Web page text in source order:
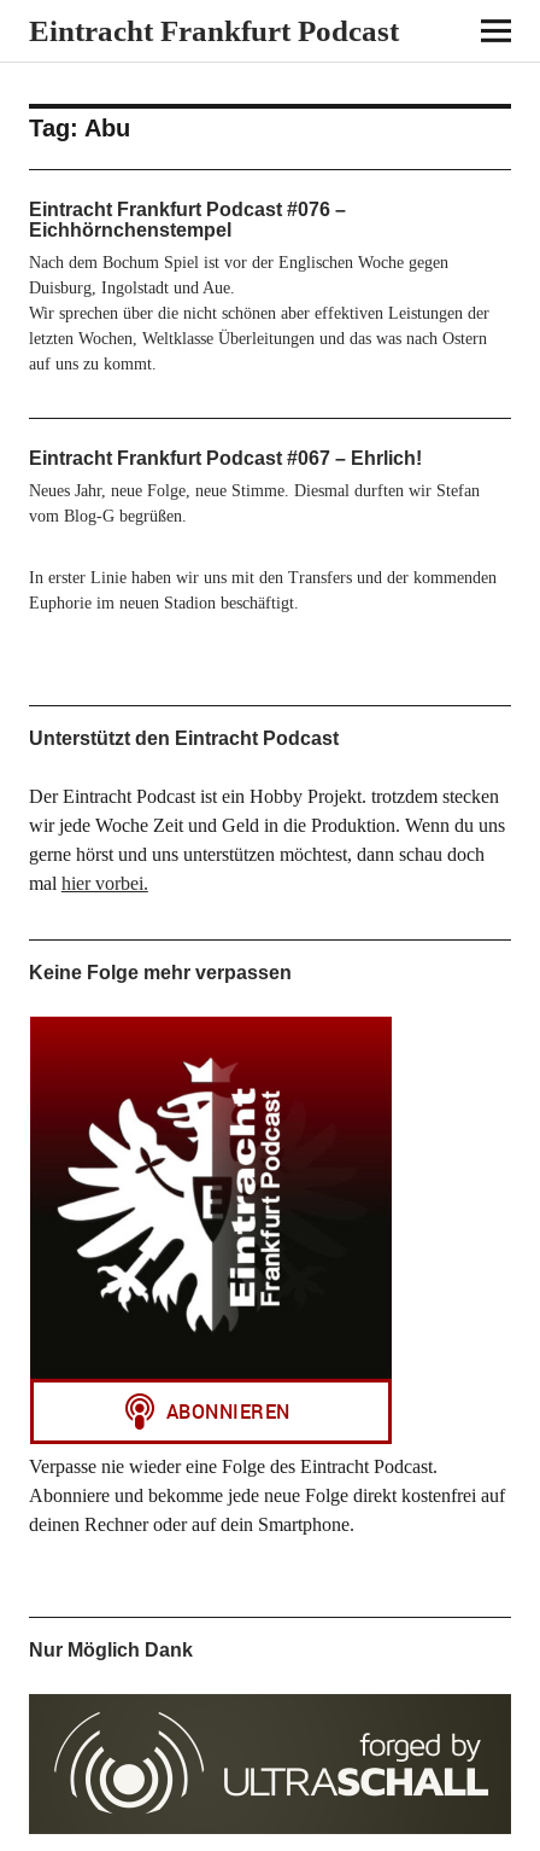
Eintracht Frankfurt Podcast
Tag: Abu
Eintracht Frankfurt Podcast #076 –
Eichhörnchenstempel
Nach dem Bochum Spiel ist vor der Englischen Woche gegen
Duisburg, Ingolstadt und Aue.
Wir sprechen über die nicht schönen aber effektiven Leistungen der
letzten Wochen, Weltklasse Überleitungen und das was nach Ostern
auf uns zu kommt.
Eintracht Frankfurt Podcast #067 – Ehrlich!
Neues Jahr, neue Folge, neue Stimme. Diesmal durften wir Stefan
vom Blog-G begrüßen.
In erster Linie haben wir uns mit den Transfers und der kommenden
Euphorie im neuen Stadion beschäftigt.
Unterstützt den Eintracht Podcast
Der Eintracht Podcast ist ein Hobby Projekt. trotzdem stecken
wir jede Woche Zeit und Geld in die Produktion. Wenn du uns
gerne hörst und uns unterstützen möchtest, dann schau doch
mal hier vorbei.
Keine Folge mehr verpassen
Verpasse nie wieder eine Folge des Eintracht Podcast.
Abonniere und bekomme jede neue Folge direkt kostenfrei auf
deinen Rechner oder auf dein Smartphone.
Nur Möglich Dank